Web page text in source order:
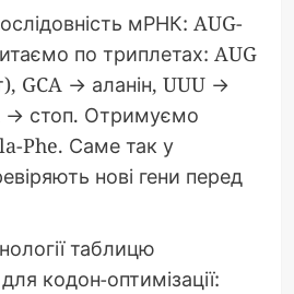
мРНК: AUG-
по триплетах: AUG
GCA → аланін, UUU →
→ стоп. Отримуємо
Phe. Саме так у
нові гени перед
таблицю
кодон-оптимізації: